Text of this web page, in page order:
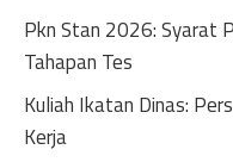
i
v
e
:
Pkn Stan 2026: Syarat
Tahapan Tes
Kuliah Ikatan Dinas:
Kerja